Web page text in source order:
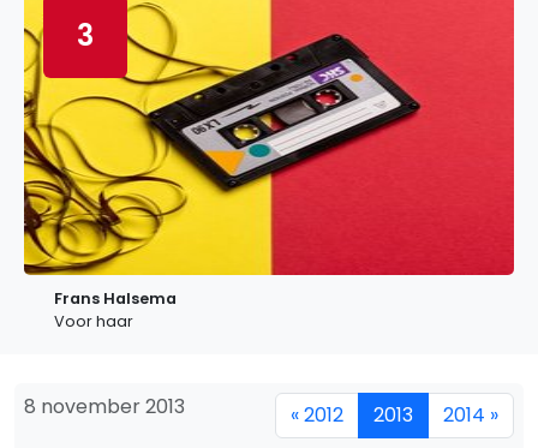
3
Frans Halsema
Voor haar
8 november 2013 « 2012 2013 2014 »